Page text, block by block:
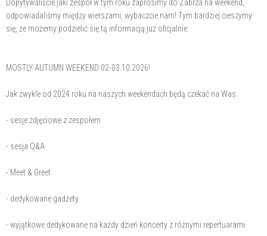
Dopytywaliście jaki zespół w tym roku zaprosimy do Zabrza na weekend,
odpowiadaliśmy między wierszami, wybaczcie nam! Tym bardziej cieszymy
się, że możemy podzielić się tą informacją już oficjalnie:
MOSTLY AUTUMN WEEKEND 02-03.10.2026!
Jak zwykle od 2024 roku na naszych weekendach będą czekać na Was:
- sesje zdjęciowe z zespołem
- sesja Q&A
- Meet & Greet
- dedykowane gadżety
- wyjątkowe dedykowane na każdy dzień koncerty z różnymi repertuarami